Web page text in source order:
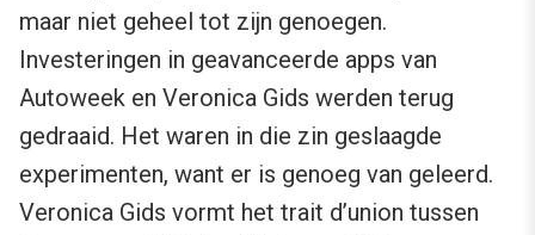
maar niet geheel tot zijn genoegen.
Investeringen in geavanceerde apps van
Autoweek en Veronica Gids werden terug
gedraaid. Het waren in die zin geslaagde
experimenten, want er is genoeg van geleerd.
Veronica Gids vormt het trait d’union tussen